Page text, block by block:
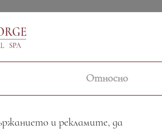
Относно
и рекламите, да